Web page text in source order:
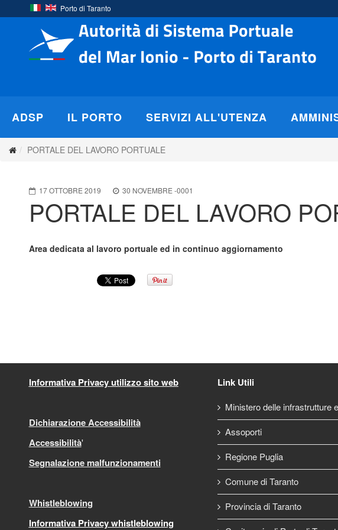
Porto di Taranto
ADSP IL PORTO SERVIZI ALL'UTENZA
PORTALE DEL LAVORO PORTUALE
17 OTTOBRE 2019 30 NOVEMBRE -0001
PORTALE DEL LAVORO
Area dedicata al lavoro portuale ed in continuo aggiornamento
Informativa Privacy utilizzo sito web
Dichiarazione Accessibilità
Accessibilità'
Segnalazione malfunzionamenti
Whistleblowing
Informativa Privacy whistleblowing
Link Utili
Ministero delle infrastrutture
Assoporti
Regione Puglia
Comune di Taranto
Provincia di Taranto